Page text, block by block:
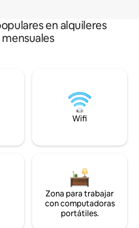
en alquileres
mensuales
Wifi
Zona para trabajar
con computadoras
portátiles.